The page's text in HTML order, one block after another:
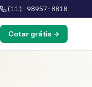
(11) 98957-8818
Cotar grátis →